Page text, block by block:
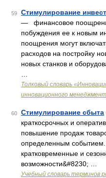
59
Стимулирование
— финансовое
побуждения ее к новым
поощрения могут
расходов на постройку
новых станков и
Толковый словарь
инновационного
60 Стимулирование сбыта
краткосрочных и
повышение продаж
определенным
кратковременные и
возможности&#8230; …
Учебный словарь терминов